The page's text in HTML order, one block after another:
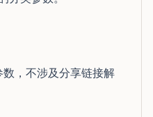
，不涉及分享链接解